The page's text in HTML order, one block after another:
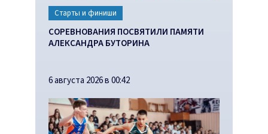
Старты и финиши
СОРЕВНОВАНИЯ ПОСВЯТИЛИ ПАМЯТИ
АЛЕКСАНДРА БУТОРИНА
6 августа 2026 в 00:42